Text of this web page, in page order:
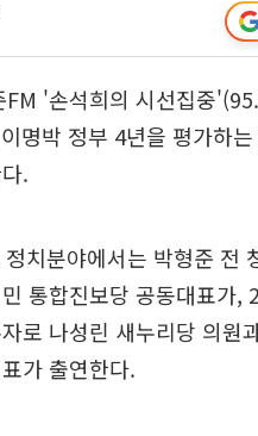
FM '손석희의 시선집중
명박 정부 4년을 평가하
.
치분야에서는 박형준 전
통합진보당 공동대표가,
로 나성린 새누리당 의원
가 출연한다.